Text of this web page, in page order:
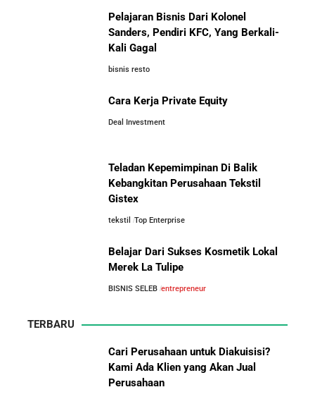
Pelajaran Bisnis Dari Kolonel
Sanders, Pendiri KFC, Yang Berkali-
Kali Gagal
bisnis resto
Cara Kerja Private Equity
Deal Investment
Teladan Kepemimpinan Di Balik
Kebangkitan Perusahaan Tekstil
Gistex
tekstil Top Enterprise
Belajar Dari Sukses Kosmetik Lokal
Merek La Tulipe
BISNIS SELEB entrepreneur
TERBARU
Cari Perusahaan untuk Diakuisisi?
Kami Ada Klien yang Akan Jual
Perusahaan